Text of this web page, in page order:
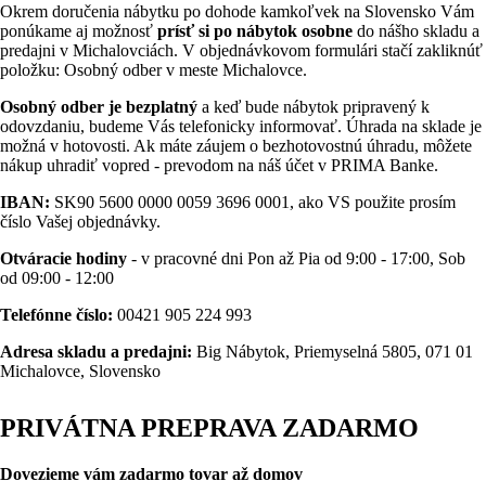
Okrem doručenia nábytku po dohode kamkoľvek na Slovensko Vám
ponúkame aj možnosť prísť si po nábytok osobne do nášho skladu a
predajni v Michalovciách. V objednávkovom formulári stačí zakliknúť
položku: Osobný odber v meste Michalovce.
Osobný odber je bezplatný a keď bude nábytok pripravený k
odovzdaniu, budeme Vás telefonicky informovať. Úhrada na sklade je
možná v hotovosti. Ak máte záujem o bezhotovostnú úhradu, môžete
nákup uhradiť vopred - prevodom na náš účet v PRIMA Banke.
IBAN: SK90 5600 0000 0059 3696 0001, ako VS použite prosím
číslo Vašej objednávky.
Otváracie hodiny - v pracovné dni Pon až Pia od 9:00 - 17:00, Sob
od 09:00 - 12:00
Telefónne číslo: 00421 905 224 993
Adresa skladu a predajni: Big Nábytok, Priemyselná 5805, 071 01
Michalovce, Slovensko
PRIVÁTNA PREPRAVA ZADARMO
Dovezieme vám zadarmo tovar až domov